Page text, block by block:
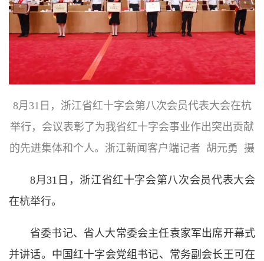
8月31日，浙江省红十字会第八次会员代表大会在杭
举行， 会议表彰了为我省红十字会事业作出突出贡献
的先进集体和个人。浙江新闻客户端记者 胡元勇 摄
8月31日，浙江省红十字会第八次会员代表大会
在杭举行。
省委书记、省人大常委会主任袁家军出席开幕式
并讲话。中国红十字会党组书记、常务副会长王可在